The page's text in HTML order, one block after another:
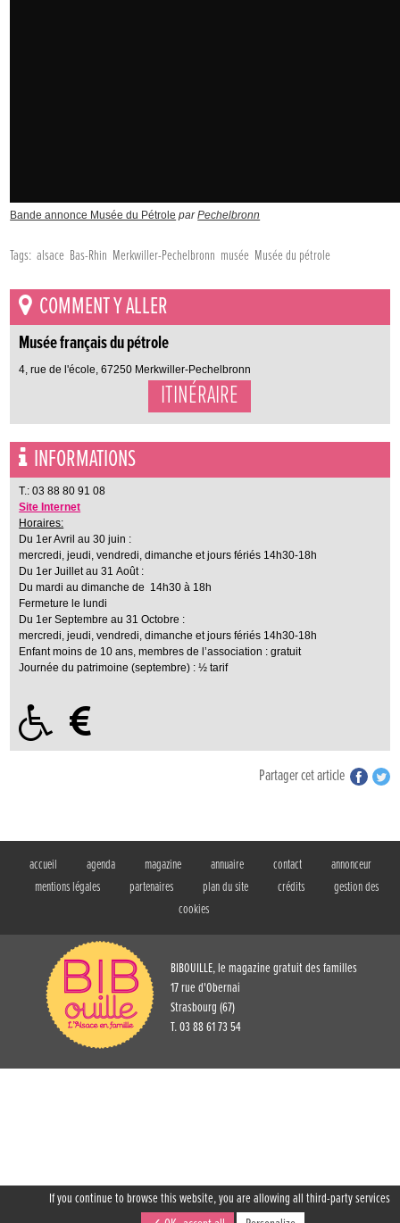
Bande annonce Musée du Pétrole parPechelbronn
Tags: alsace Bas-Rhin Merkwiller-Pechelbronn musée Musée du pétrole
COMMENT Y ALLER
Musée français du pétrole
4, rue de l'école, 67250 Merkwiller-Pechelbronn
ITINÉRAIRE
INFORMATIONS
T.: 03 88 80 91 08
Site Internet
Horaires:
Du 1er Avril au 30 juin :
mercredi, jeudi, vendredi, dimanche et jours fériés 14h30-18h
Du 1er Juillet au 31 Août :
Du mardi au dimanche de 14h30 à 18h
Fermeture le lundi
Du 1er Septembre au 31 Octobre :
mercredi, jeudi, vendredi, dimanche et jours fériés 14h30-18h
Enfant moins de 10 ans, membres de l’association : gratuit
Journée du patrimoine (septembre) : ½ tarif
Partager cet article
accueil agenda magazine annuaire contact
annonceur
mentions légales
partenaires plan du site crédits
gestion des
cookies
BIBOUILLE, le magazine gratuit des familles
17 rue d'Obernai
Strasbourg (67)
T. 03 88 61 73 54
If you continue to browse this website, you are allowing all third-party services